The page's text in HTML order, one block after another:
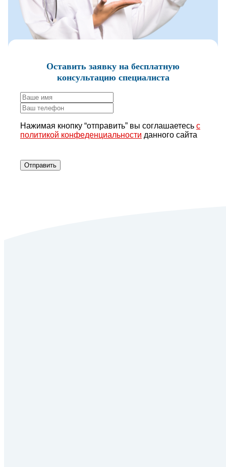
Оставить заявку на бесплатную
консультацию специалиста
Нажимая кнопку “отправить” вы соглашаетесь с
политикой конфеденциальности данного сайта
Отправить